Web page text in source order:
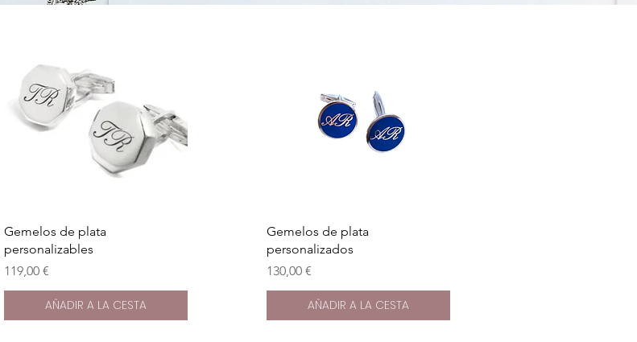
Vista rápida
Gemelos de plata
personalizables
Precio
119,00 €
AÑADIR A LA CESTA
Vista rápida
Gemelos de plata
personalizados
Precio
130,00 €
AÑADIR A LA CESTA